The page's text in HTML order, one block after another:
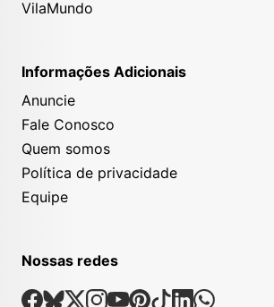
VilaMundo
Informações Adicionais
Anuncie
Fale Conosco
Quem somos
Política de privacidade
Equipe
Nossas redes
Nossas Redes Sociais
Facebook
Bsky
X Instagram
Youtube
Pinterest
TiktokLinkedin
Whatsapp